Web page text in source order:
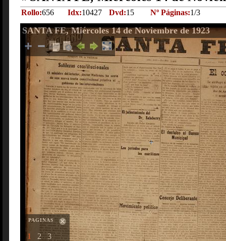
Rollo:656 Idx:10427 Dvd:15 Nº Páginas:1/3
SANTA FE, Miércoles 14 de Noviembre de 1923
PAGINAS
1 2 3